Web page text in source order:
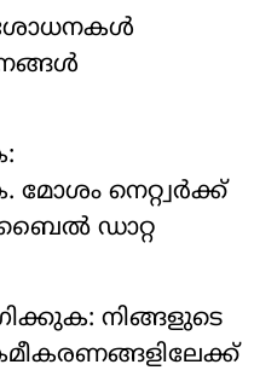
നെറ്റ്വര്‍ക്ക്
ഡാറ്റ
നിങ്ങളുടെ